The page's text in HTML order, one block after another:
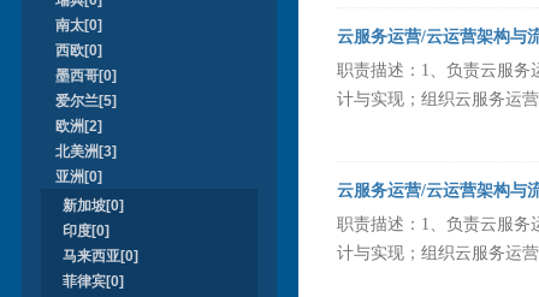
南太[0]
西欧[0]
墨西哥[0]
爱尔兰[5]
欧洲[2]
北美洲[3]
亚洲[0]
新加坡[0]
印度[0]
马来西亚[0]
菲律宾[0]
云服务运营/云运营架构与
职责描述：1、负责云服务
计与实现；组织云服务运
云服务运营/云运营架构与
职责描述：1、负责云服务
计与实现；组织云服务运